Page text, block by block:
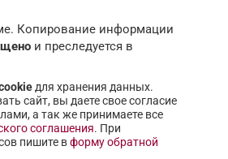
Копирование информации
и преследуется в
для хранения данных.
сайт, вы даете свое согласие
а так же принимаете все
соглашения. При
пишите вформу обратной